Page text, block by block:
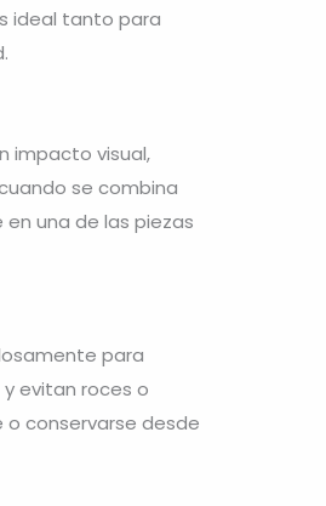
ideal tanto para
impacto visual,
se combina
una de las piezas
para
evitan roces o
o conservarse desde